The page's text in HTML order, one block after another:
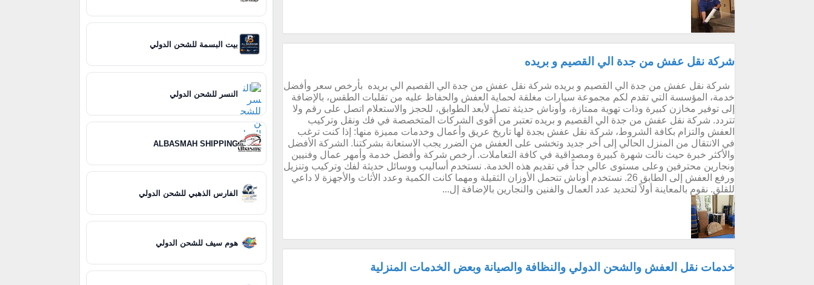
شركة نقل عفش من جدة الي القصيم و بريده
شركة نقل عفش من جدة الي القصيم و بريده شركة نقل عفش من جدة الي القصيم الي بريده بأرخص سعر وأفضل
خدمة، المؤسسة التي تقدم لكم مجموعة سيارات مغلقة لحماية العفش والحفاظ عليه من تقلبات الطقس، بالإضافة
إلى توفير مخازن كبيرة وذات تهوية ممتازة، وأوناش حديثة تصل لأبعد الطوابق، للحجز والاستعلام اتصل على رقم ولا
تتردد. شركة نقل عفش من جدة الي القصيم و بريده تعتبر من أقوى الشركات المتخصصة في فك ونقل وتركيب
العفش والتزام بكافة الشروط، شركة نقل عفش بجدة لها تاريخ عريق وأعمال وخدمات مميزة منها: إذا كنت ترغب
في الانتقال من المنزل الحالي إلى أخر جديد وتخشى على العفش من الضرر يجب الاستعانة بشركتنا. الشركة الأفضل
والأكثر خبرة حيث نالت شهرة كبيرة ومصداقية في كافة التعاملات. أرخص شركة وأفضل خدمة وأمهر عمال وفنيين
ونجارين محترفين وعلى مستوى عالي جداً في تقديم هذه الخدمة. نستخدم أساليب ووسائل حديثة لفك وتركيب وتنزيل
ورفع العفش إلى الطابق 26. نستخدم أوناش تتحمل الأوزان الثقيلة ومهما كانت الكمية وعدد الأثاث والأجهزة لا داعي
للقلق. نقوم بالمعاينة أولاً لتحديد عدد العمال والفنين والنجارين بالإضافة إل...
خدمات نقل العفش والشحن الدولي والنظافة والصيانة وبعض الخدمات المنزلية
بيت البسمة للشحن الدولي
النسر للشحن الدولي
ALBASMAH SHIPPING
الفارس الذهبي للشحن الدولي
هوم سيف للشحن الدولي